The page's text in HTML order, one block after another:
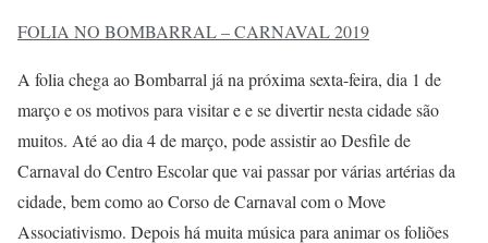
FOLIA NO BOMBARRAL – CARNAVAL 2019
A folia chega ao Bombarral já na próxima sexta-feira, dia 1 de
março e os motivos para visitar e e se divertir nesta cidade são
muitos. Até ao dia 4 de março, pode assistir ao Desfile de
Carnaval do Centro Escolar que vai passar por várias artérias da
cidade, bem como ao Corso de Carnaval com o Move
Associativismo. Depois há muita música para animar os foliões